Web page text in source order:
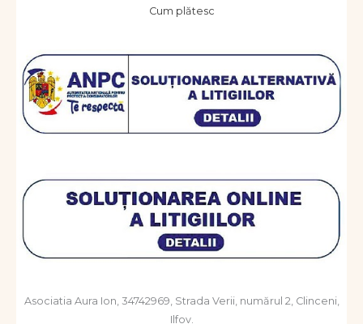
Cum plătesc
Asociatia Aura Ion, 34742969, Strada Verii, numărul 2, Clinceni,
Ilfov.